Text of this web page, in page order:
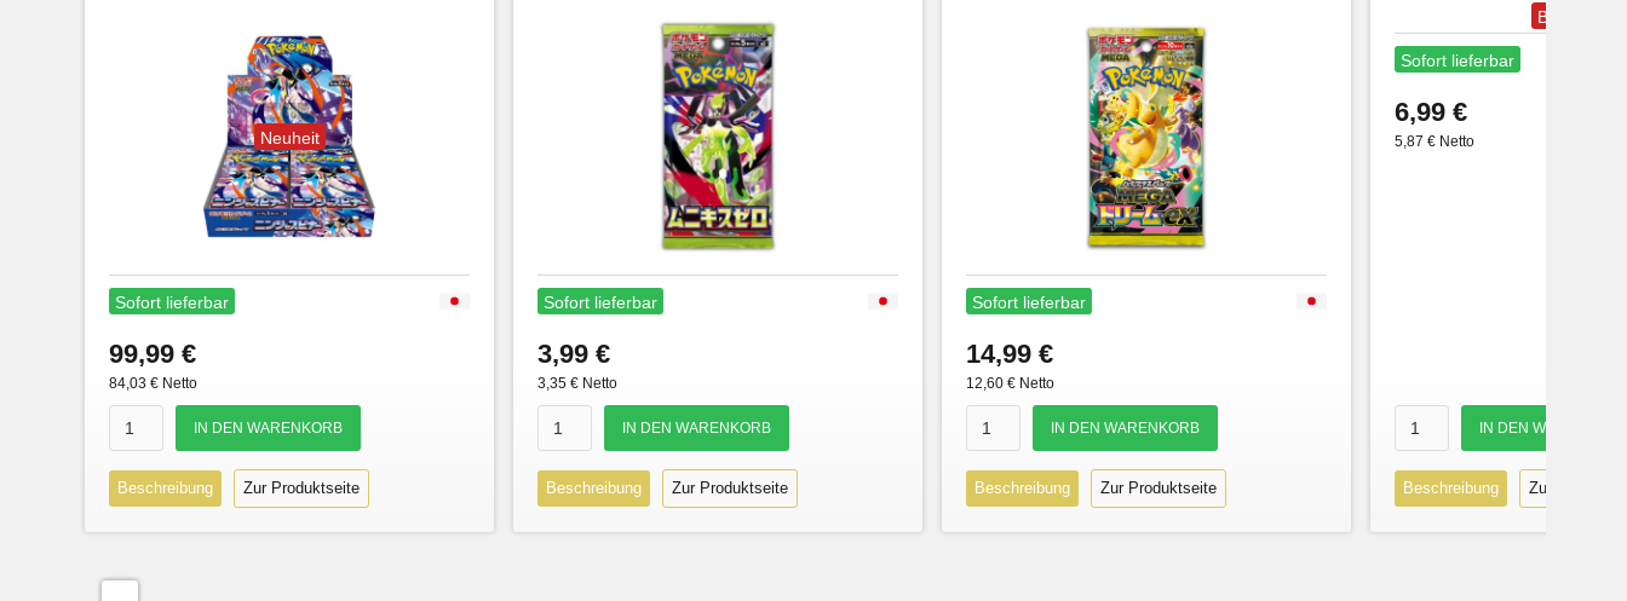
Neuheit
Sofort lieferbar
99,99 €
84,03 € Netto
Beschreibung Zur Produktseite
Sofort lieferbar
3,99 €
3,35 € Netto
Beschreibung Zur Produktseite
Sofort lieferbar
14,99 €
12,60 € Netto
Beschreibung Zur Produktseite
Bestseller
Sofort lieferbar
6,99 €
5,87 € Netto
Beschreibung Zur